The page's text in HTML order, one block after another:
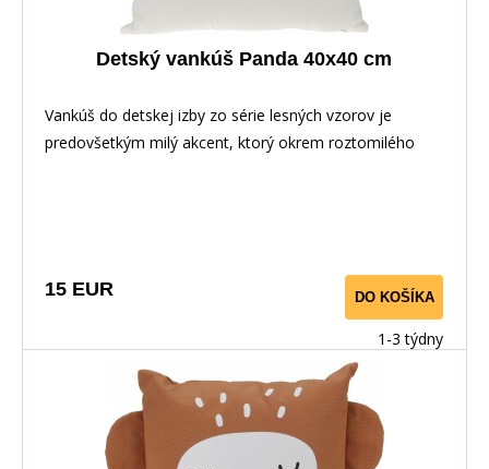
Detský vankúš Panda 40x40 cm
Vankúš do detskej izby zo série lesných vzorov je
predovšetkým milý akcent, ktorý okrem roztomilého
15 EUR DO KOŠÍKA
1-3 týdny